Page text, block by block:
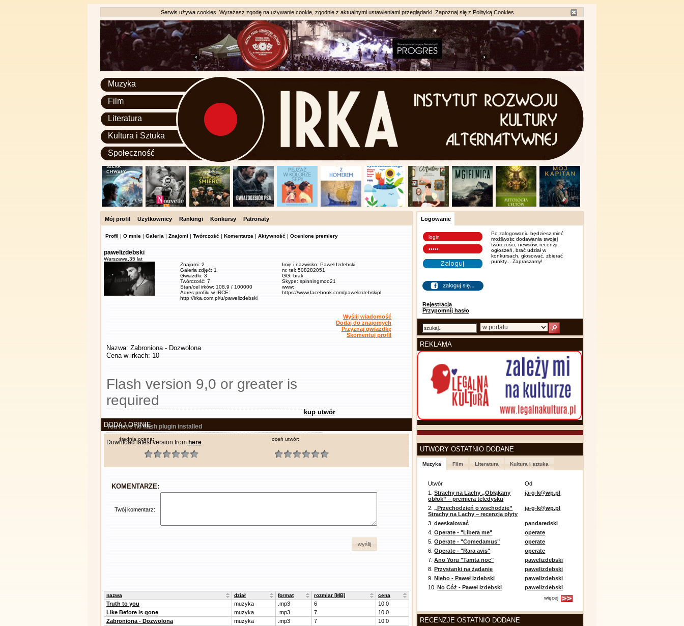
Serwis używa cookies. Wyrażasz zgodę na używanie cookie, zgodnie z aktualnymi ustawieniami przeglądarki. Zapoznaj się z Polityką Cookies
Muzyka
Film
Literatura
Kultura i Sztuka
Społeczność
Mój profil Użytkownicy Rankingi Konkursy Patronaty
Profil | O mnie | Galeria | Znajomi | Twórczość | Komentarze | Aktywność | Ocenione premiery
pawelizdebski
Warszawa, 35 lat
Znajomi: 2
Galeria zdjęć: 1
Gwiazdki: 3
Twórczość: 7
Stan/cel irków: 108,9 / 100000
Adres profilu w IRCE:
http://irka.com.pl/u/pawelizdebski
Imię i nazwisko: Paweł Izdebski
nr. tel: 508282051
GG: brak
Skype: spinningmoo21
www:
https://www.facebook.com/pawelizdebskipl
Wyślij wiadomość
Dodaj do znajomych
Przyznaj gwiazdkę
Skomentuj profil
Nazwa: Zabroniona - Dozwolona
Cena w irkach: 10
Flash version 9,0 or greater is
required
You have no flash plugin installed
Download latest version from here
kup utwór
DODAJ OPINIĘ
średnia ocena: oceń utwór:
KOMENTARZE:
Twój komentarz:
wyślij
nazwa dział format rozmiar [MB] cena
Truth to you muzyka .mp3 6
10.0
Like Before is gone
muzyka .mp3 7
10.0
Zabroniona - Dozwolona
muzyka .mp3 7
10.0
Logowanie
Rejestracja
Przypomnij hasło
Po zalogowaniu będziesz mieć
możliwośc dodawania swojej
twórczości, newsów, recenzji,
ogłoszeń, brać udział w
konkursach, głosować, zbierać
punkty... Zapraszamy!
REKLAMA
UTWORY OSTATNIO DODANE
Muzyka Film Literatura Kultura i sztuka
Utwór
Od
1.Strachy na Lachy „Obłąkany
obłok” – premiera teledysku
ja-g-k@wp.pl
2.„Przechodzień o wschodzie”
Strachy na Lachy – recenzja płyty
ja-g-k@wp.pl
3.deeskalować
pandaredski
4.Operate - "Libera me"
operate
5.Operate - "Comedamus"
operate
6.Operate - "Rara avis"
operate
7.Ano Yoru "Tamta noc"
pawelizdebski
8.Przystanki na żądanie
pawelizdebski
9.Niebo - Paweł Izdebski
pawelizdebski
10.No Cóż - Paweł Izdebski pawelizdebski
więcej
RECENZJE OSTATNIO DODANE